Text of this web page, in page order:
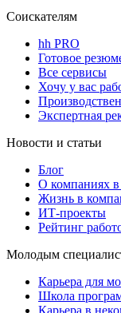
Соискателям
hh PRO
Готовое
Все сервисы
Хочу у вас
Экспертная
Новости и статьи
Блог
О компаниях
Жизнь в
ИТ-проекты
Рейтинг
Молодым
Карьера для
Школа
Карьера в